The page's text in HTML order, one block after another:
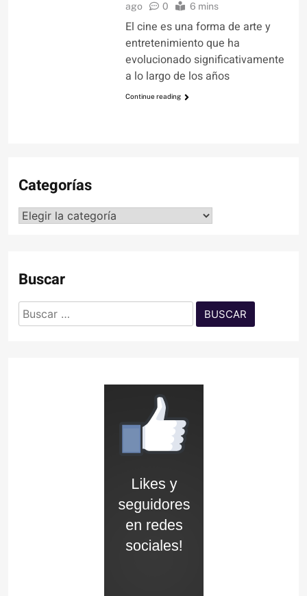
ago
0 6 mins
El cine es una forma de arte y
entretenimiento que ha
evolucionado significativamente
a lo largo de los años
Continue reading
Categorías
Categorías
Buscar
Buscar: